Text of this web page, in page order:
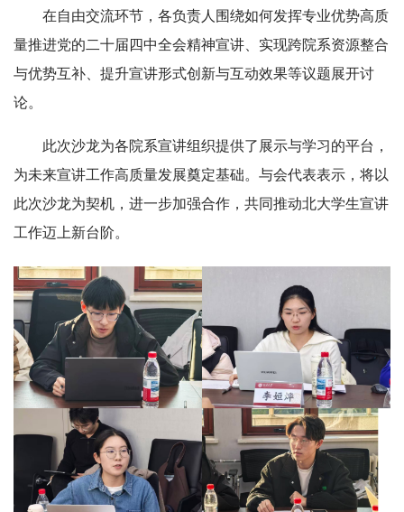
在自由交流环节，各负责人围绕如何发挥专业优势高质
量推进党的二十届四中全会精神宣讲、实现跨院系资源整合
与优势互补、提升宣讲形式创新与互动效果等议题展开讨
论。
此次沙龙为各院系宣讲组织提供了展示与学习的平台，
为未来宣讲工作高质量发展奠定基础。与会代表表示，将以
此次沙龙为契机，进一步加强合作，共同推动北大学生宣讲
工作迈上新台阶。